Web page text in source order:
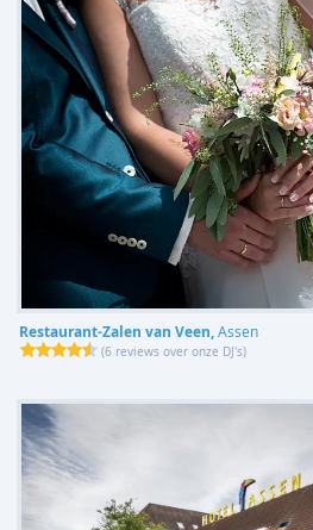
Restaurant-Zalen van Veen,Assen
(6 reviews over onze DJ's)